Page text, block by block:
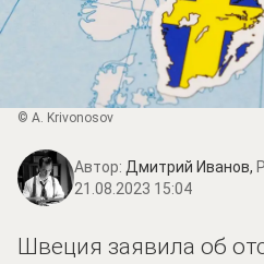
© A. Krivonosov
Автор: Дмитрий Иванов,
21.08.2023 15:04
Швеция заявила об